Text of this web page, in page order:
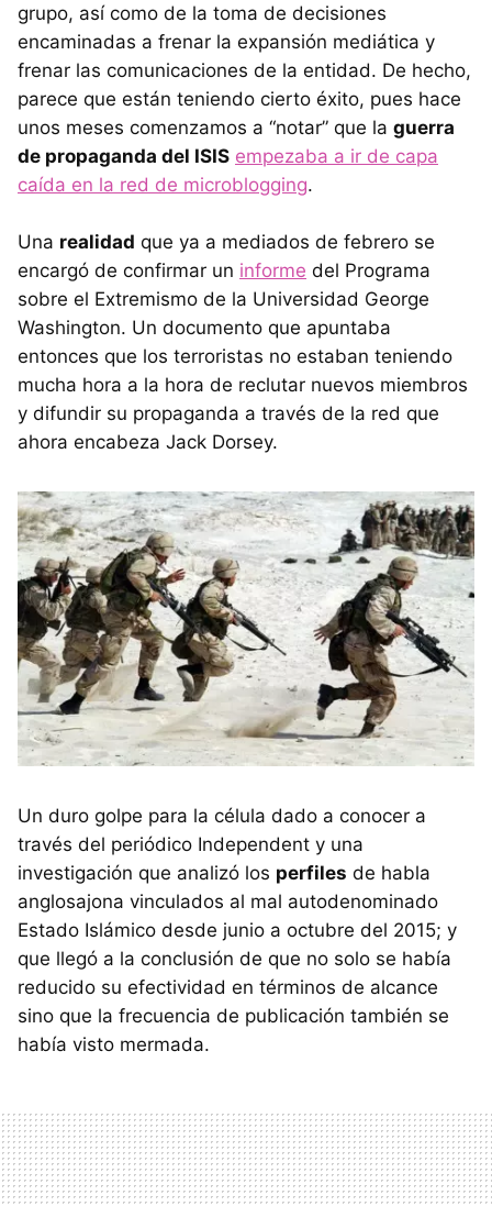
grupo, así como de la toma de decisiones
encaminadas a frenar la expansión mediática y
frenar las comunicaciones de la entidad. De hecho,
parece que están teniendo cierto éxito, pues hace
unos meses comenzamos a “notar” que la guerra
de propaganda del ISIS empezaba a ir de capa
caída en la red de microblogging.
Una realidad que ya a mediados de febrero se
encargó de confirmar un informe del Programa
sobre el Extremismo de la Universidad George
Washington. Un documento que apuntaba
entonces que los terroristas no estaban teniendo
mucha hora a la hora de reclutar nuevos miembros
y difundir su propaganda a través de la red que
ahora encabeza Jack Dorsey.
Un duro golpe para la célula dado a conocer a
través del periódico Independent y una
investigación que analizó los perfiles de habla
anglosajona vinculados al mal autodenominado
Estado Islámico desde junio a octubre del 2015; y
que llegó a la conclusión de que no solo se había
reducido su efectividad en términos de alcance
sino que la frecuencia de publicación también se
había visto mermada.